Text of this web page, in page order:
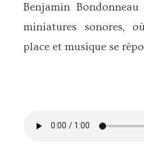
Benjamin
miniatures sonores,
place et musique se